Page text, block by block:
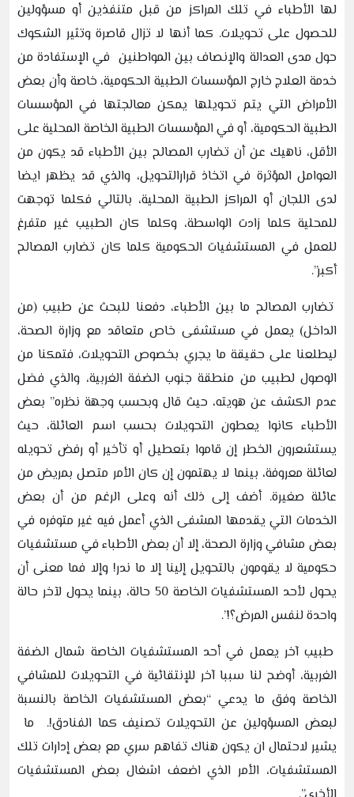
لها الأطباء في تلك المراكز من قبل متنفذين أو مسؤولين
للحصول على تحويلات. كما أنها لا تزال قاصرة وتثير الشكوك
حول مدى العدالة والإنصاف بين المواطنين في الإستفادة من
خدمة العلاج خارج المؤسسات الطبية الحكومية، خاصة وأن بعض
الأمراض التي يتم تحويلها يمكن معالجتها في المؤسسات
الطبية الحكومية، أو في المؤسسات الطبية الخاصة المحلية على
الأقل، ناهيك عن أن تضارب المصالح بين الأطباء قد يكون من
العوامل المؤثرة في اتخاذ قرارالتحويل، والذي قد يظهر ايضا
لدى اللجان أو المراكز الطبية المحلية، بالتالي فكلما توجهت
للمحلية كلما زادت الواسطة، وكلما كان الطبيب غير متفرغ
للعمل في المستشفيات الحكومية كلما كان تضارب المصالح
أكبر”.
تضارب المصالح ما بين الأطباء، دفعنا للبحث عن طبيب (من
الداخل) يعمل في مستشفى خاص متعاقد مع وزارة الصحة،
ليطلعنا على حقيقة ما يجري بخصوص التحويلات، فتمكنا من
الوصول لطبيب من منطقة جنوب الضفة الغربية، والذي فضل
عدم الكشف عن هويته، حيث قال وبحسب وجهة نظره” بعض
الأطباء كانوا يعطون التحويلات بحسب اسم العائلة، حيث
يستشعرون الخطر إن قاموا بتعطيل أو تأخير أو رفض تحويله
لعائلة معروفة، بينما لا يهتمون إن كان الأمر متصل بمريض من
عائلة صغيرة. أضف إلى ذلك أنه وعلى الرغم من أن بعض
الخدمات التي يقدمها المشفى الذي أعمل فيه غير متوفره في
بعض مشافي وزارة الصحة، إلا أن بعض الأطباء في مستشفيات
حكومية لا يقومون بالتحويل إلينا إلا ما ندر! وإلا فما معنى أن
يحول لأحد المستشفيات الخاصة 50 حالة، بينما يحول لآخر حالة
واحدة لنفس المرض؟!”.
طبيب آخر يعمل في أحد المستشفيات الخاصة شمال الضفة
الغربية، أوضح لنا سببا آخر للإنتقائية في التحويلات للمشافي
الخاصة وفق ما يدعي “بعض المستشفيات الخاصة بالنسبة
لبعض المسؤولين عن التحويلات تصنيف كما الفنادق!. ما
يشير لاحتمال ان يكون هناك تفاهم سري مع بعض إدارات تلك
المستشفيات، الأمر الذي اضعف اشغال بعض المستشفيات